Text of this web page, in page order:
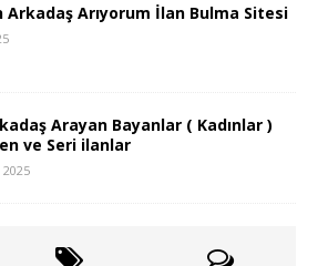
Arkadaş Arıyorum İlan Bulma Sitesi
Arayan Bayanlar ( Kadınlar )
ve Seri ilanlar